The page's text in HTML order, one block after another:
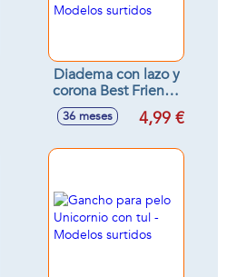
Diadema con lazo y
corona Best Friends
- Modelos surtidos
36 meses 4,99 €